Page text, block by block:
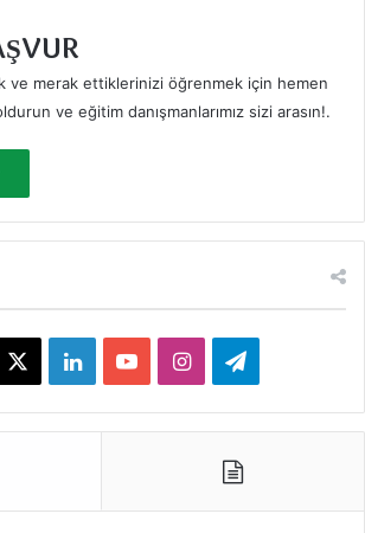
ve merak ettiklerinizi öğrenmek için hemen
ve eğitim danışmanlarımız sizi arasın!.
L
i
o
I
n
e